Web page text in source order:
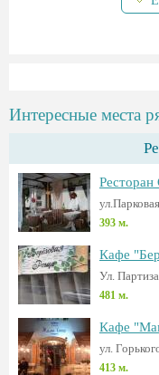
Интересные места
Ресторан
393 м.
Кафе
Ул.
481 м.
Кафе
ул.
413 м.